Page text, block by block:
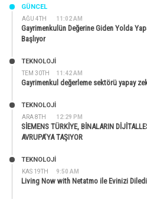
AĞU 4TH 11:02 AM
GÜNCEL
Gayrimenkulün Değerine Giden Yolda
Başlıyor
TEM 30TH 11:42 AM
TEKNOLOJİ
Gayrimenkul değerleme sektörü yapay
ARA 8TH 12:29 PM
TEKNOLOJİ
SİEMENS TÜRKİYE, BİNALARIN
AVRUPA’YA TAŞIYOR
KAS 19TH 9:50 AM
TEKNOLOJİ
Living Now with Netatmo ile Evinizi